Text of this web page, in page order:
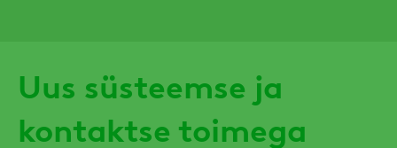
Uus süsteemse ja
kontaktse toimega